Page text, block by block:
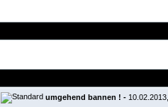
umgehend bannen ! -